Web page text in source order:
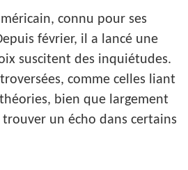
connu pour ses
février, il a lancé une
suscitent des inquiétudes.
comme celles liant
bien que largement
un écho dans certains